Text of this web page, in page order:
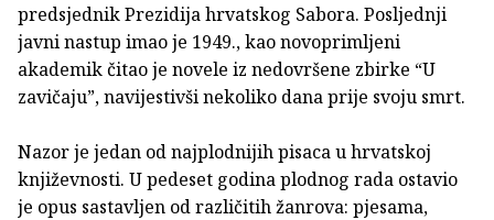
predsjednik Prezidija hrvatskog Sabora. Posljednji
javni nastup imao je 1949., kao novoprimljeni
akademik čitao je novele iz nedovršene zbirke “U
zavičaju”, navijestivši nekoliko dana prije svoju smrt.
Nazor je jedan od najplodnijih pisaca u hrvatskoj
književnosti. U pedeset godina plodnog rada ostavio
je opus sastavljen od različitih žanrova: pjesama,